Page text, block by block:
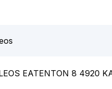
EATENTON 8 4920